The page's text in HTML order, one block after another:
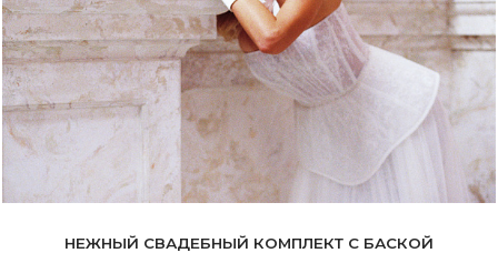
НЕЖНЫЙ СВАДЕБНЫЙ КОМПЛЕКТ С БАСКОЙ